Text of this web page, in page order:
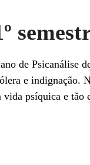
de Psicanálise
e indignação.
psíquica e tão